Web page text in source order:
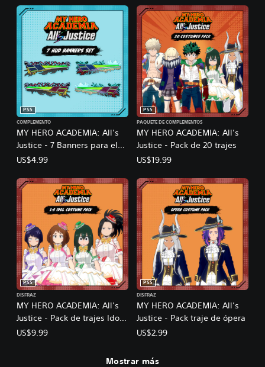
MY HERO ACADEMIA: All’s
Justice - 7 Banners para el
HUD
PS5
COMPLEMENTO
US$4.99
MY HERO ACADEMIA: All’s
Justice - Pack de 20 trajes
PS5
PAQUETE DE COMPLEMENTOS
US$19.99
MY HERO ACADEMIA: All’s
Justice - Pack de trajes Idols
de 1-A
PS5
DISFRAZ
US$9.99
MY HERO ACADEMIA: All’s
Justice - Pack traje de ópera
PS5
DISFRAZ
US$2.99
Mostrar más